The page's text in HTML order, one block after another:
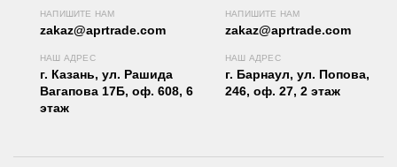
НАПИШИТЕ НАМ
zakaz@aprtrade.com
НАШ АДРЕС
г. Казань, ул. Рашида
Вагапова 17Б, оф. 608, 6
этаж
НАПИШИТЕ НАМ
zakaz@aprtrade.com
НАШ АДРЕС
г. Барнаул, ул. Попова,
246, оф. 27, 2 этаж